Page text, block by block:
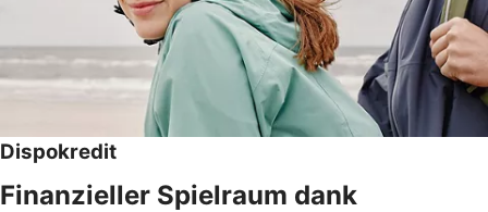
Dispokredit
Finanzieller Spielraum dank